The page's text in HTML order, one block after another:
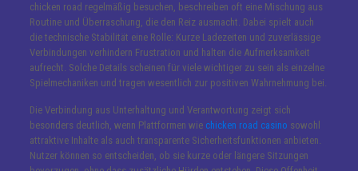
chicken road regelmäßig besuchen, beschreiben oft eine Mischung aus
Routine und Überraschung, die den Reiz ausmacht. Dabei spielt auch
die technische Stabilität eine Rolle: Kurze Ladezeiten und zuverlässige
Verbindungen verhindern Frustration und halten die Aufmerksamkeit
aufrecht. Solche Details scheinen für viele wichtiger zu sein als einzelne
Spielmechaniken und tragen wesentlich zur positiven Wahrnehmung bei.
Die Verbindung aus Unterhaltung und Verantwortung zeigt sich
besonders deutlich, wenn Plattformen wie chicken road casino sowohl
attraktive Inhalte als auch transparente Sicherheitsfunktionen anbieten.
Nutzer können so entscheiden, ob sie kurze oder längere Sitzungen